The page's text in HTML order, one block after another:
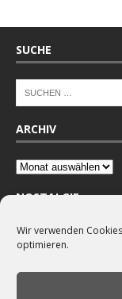
Wir verwenden
optimieren.
SUCHE
ARCHIV
NOSTALGIE